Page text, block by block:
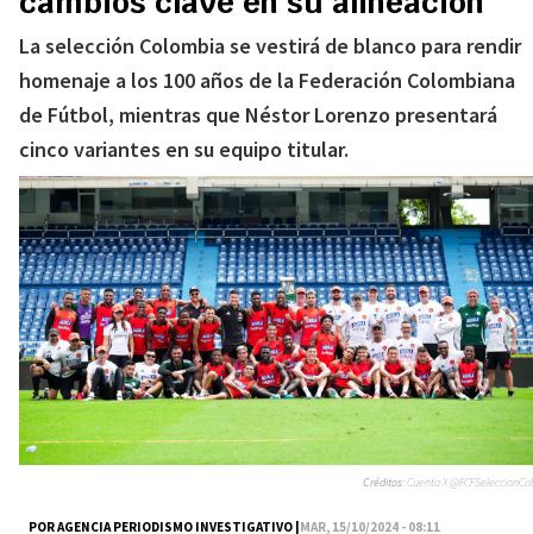
La selección Colombia se vestirá de blanco para rendir
homenaje a los 100 años de la Federación Colombiana
de Fútbol, mientras que Néstor Lorenzo presentará
cinco variantes en su equipo titular.
POR AGENCIA PERIODISMO INVESTIGATIVO |MAR, 15/10/2024 - 08:11
Créditos:Cuenta X @FCFSeleccionCol